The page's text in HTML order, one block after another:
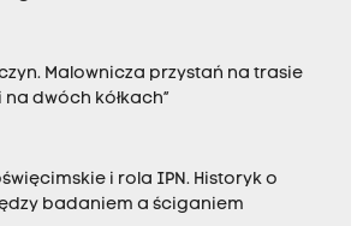
Malownicza przystań na trasie
na dwóch kółkach”
i rola IPN. Historyk o
badaniem a ściganiem